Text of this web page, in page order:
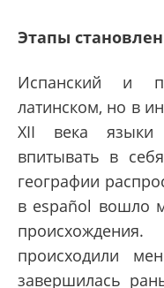
Этапы
Испанский и
латинском, но в
XII века языки
впитывать в
географии
в español вошло
происходили
завершилась